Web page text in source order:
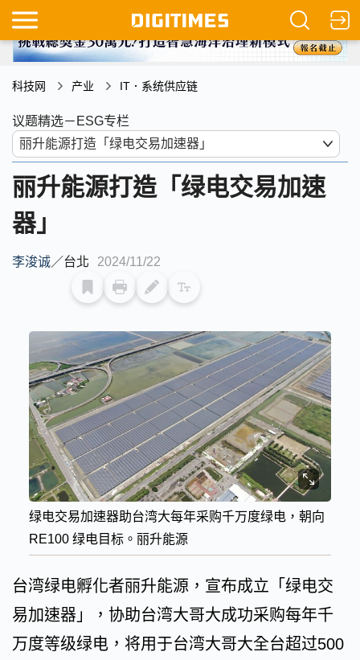
科技网 产业 IT．系统供应链
议题精选－ESG专栏
丽升能源打造「绿电交易加速
器」
李浚诚／台北 2024/11/22
绿电交易加速器助台湾大每年采购千万度绿电，朝向
RE100 绿电目标。丽升能源
台湾绿电孵化者丽升能源，宣布成立「绿电交
易加速器」，协助台湾大哥大成功采购每年千
万度等级绿电，将用于台湾大哥大全台超过500